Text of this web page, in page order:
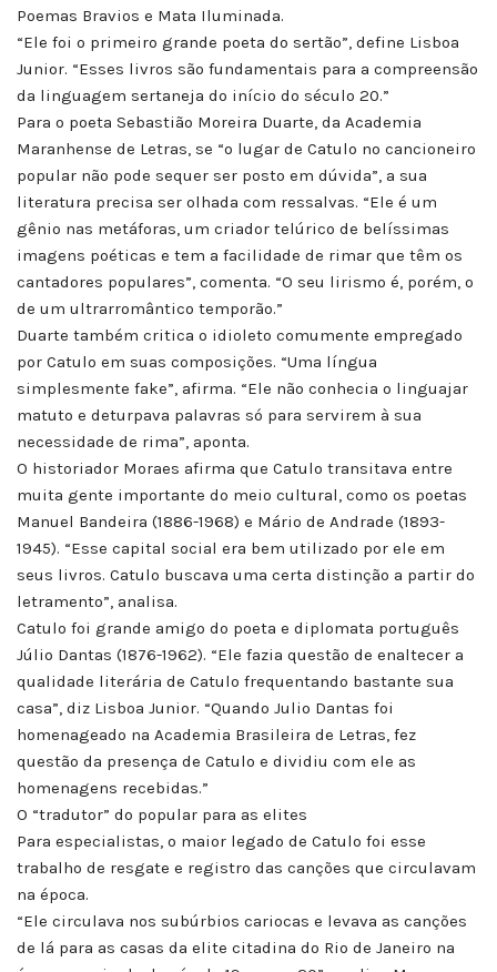
Poemas Bravios e Mata Iluminada.
“Ele foi o primeiro grande poeta do sertão”, define Lisboa
Junior. “Esses livros são fundamentais para a compreensão
da linguagem sertaneja do início do século 20.”
Para o poeta Sebastião Moreira Duarte, da Academia
Maranhense de Letras, se “o lugar de Catulo no cancioneiro
popular não pode sequer ser posto em dúvida”, a sua
literatura precisa ser olhada com ressalvas. “Ele é um
gênio nas metáforas, um criador telúrico de belíssimas
imagens poéticas e tem a facilidade de rimar que têm os
cantadores populares”, comenta. “O seu lirismo é, porém, o
de um ultrarromântico temporão.”
Duarte também critica o idioleto comumente empregado
por Catulo em suas composições. “Uma língua
simplesmente fake”, afirma. “Ele não conhecia o linguajar
matuto e deturpava palavras só para servirem à sua
necessidade de rima”, aponta.
O historiador Moraes afirma que Catulo transitava entre
muita gente importante do meio cultural, como os poetas
Manuel Bandeira (1886-1968) e Mário de Andrade (1893-
1945). “Esse capital social era bem utilizado por ele em
seus livros. Catulo buscava uma certa distinção a partir do
letramento”, analisa.
Catulo foi grande amigo do poeta e diplomata português
Júlio Dantas (1876-1962). “Ele fazia questão de enaltecer a
qualidade literária de Catulo frequentando bastante sua
casa”, diz Lisboa Junior. “Quando Julio Dantas foi
homenageado na Academia Brasileira de Letras, fez
questão da presença de Catulo e dividiu com ele as
homenagens recebidas.”
O “tradutor” do popular para as elites
Para especialistas, o maior legado de Catulo foi esse
trabalho de resgate e registro das canções que circulavam
na época.
“Ele circulava nos subúrbios cariocas e levava as canções
de lá para as casas da elite citadina do Rio de Janeiro na